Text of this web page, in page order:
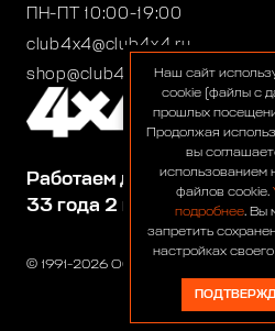
© 1991-2026 ООО «Сервис 4х4»
Работаем для вас:
33 года 2 месяца 22 дня
ПН-ПТ 10:00-19:00
club4x4@club4x4.ru
shop@club4x4.ruНаш сайт
cookie (файлы с
прошлых
Продолжая
вы
использованием
файлов cookie.
подробнее. Вы
запретить
настройках